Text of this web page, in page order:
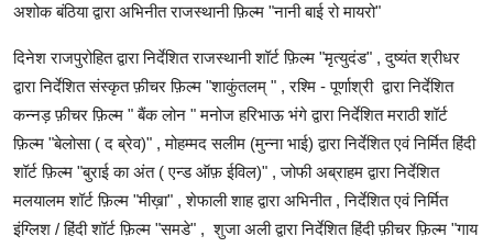
अशोक बंठिया द्वारा अभिनीत राजस्थानी फ़िल्म "नानी बाई रो मायरो"
दिनेश राजपुरोहित द्वारा निर्देशित राजस्थानी शॉर्ट फ़िल्म "मृत्युदंड" , दुष्यंत श्रीधर
द्वारा निर्देशित संस्कृत फ़ीचर फ़िल्म "शाकुंतलम् " , रश्मि - पूर्णाश्री द्वारा निर्देशित
कन्नड़ फ़ीचर फ़िल्म " बैंक लोन " मनोज हरिभाऊ भंगे द्वारा निर्देशित मराठी शॉर्ट
फ़िल्म "बेलोसा ( द ब्रेव)" , मोहम्मद सलीम (मुन्ना भाई) द्वारा निर्देशित एवं निर्मित हिंदी
शॉर्ट फ़िल्म "बुराई का अंत ( एन्ड ऑफ़ ईविल)" , जोफी अब्राहम द्वारा निर्देशित
मलयालम शॉर्ट फ़िल्म "मीख़ा" , शेफाली शाह द्वारा अभिनीत , निर्देशित एवं निर्मित
इंग्लिश / हिंदी शॉर्ट फ़िल्म "समडे" , शुजा अली द्वारा निर्देशित हिंदी फ़ीचर फ़िल्म "गाय